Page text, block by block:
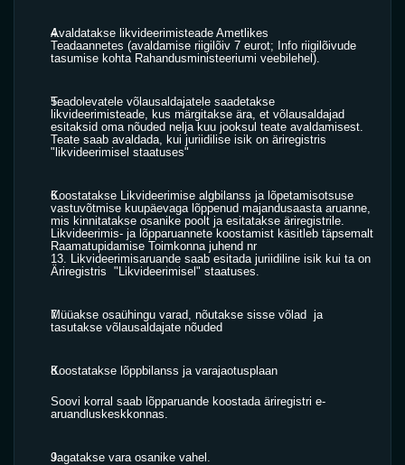
Avaldatakse likvideerimisteade Ametlikes
Teadaannetes (avaldamise riigilõiv 7 eurot; Info riigilõivude
tasumise kohta Rahandusministeeriumi veebilehel ).
Teadolevatele võlausaldajatele saadetakse
likvideerimisteade, kus märgitakse ära, et võlausaldajad
esitaksid oma nõuded nelja kuu jooksul teate avaldamisest.
Teate saab avaldada, kui juriidilise isik on äriregistris
"likvideerimisel staatuses"
Koostatakse Likvideerimise algbilanss ja lõpetamisotsuse
vastuvõtmise kuupäevaga lõppenud majandusaasta aruanne,
mis kinnitatakse osanike poolt ja esitatakse äriregistrile.
Raamatupidamise Toimkonna juhend nr
13. Likvideerimisaruande saab esitada juriidiline isik kui ta on
Äriregistris  "Likvideerimisel" staatuses.
Müüakse osaühingu varad, nõutakse sisse võlad  ja
tasutakse võlausaldajate nõuded
Koostatakse lõppbilanss ja varajaotusplaan
Soovi korral saab lõpparuande koostada äriregistri e-
aruandluskeskkonnas.
Jagatakse vara osanike vahel.